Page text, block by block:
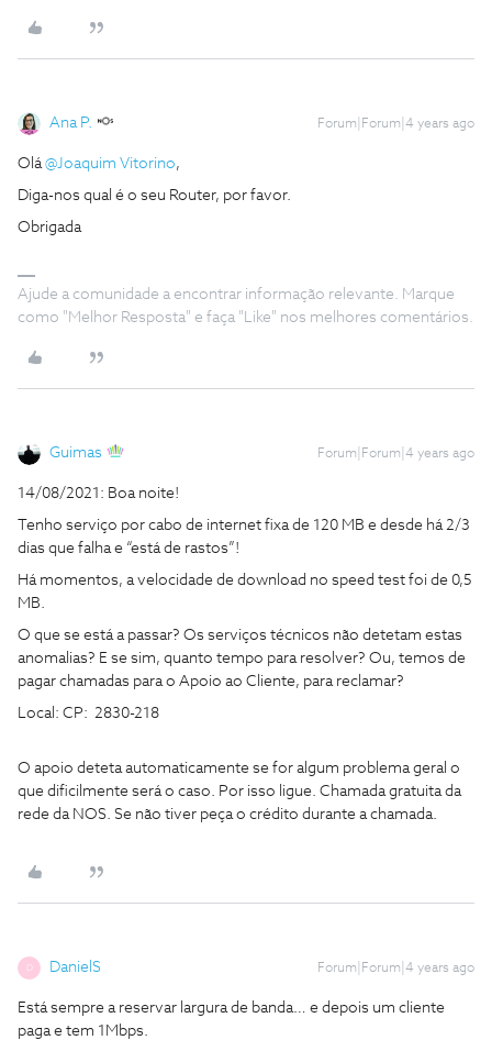
Ana P. Forum|Forum|4 years ago
Olá@Joaquim Vitorino,
Diga-nos qual é o seu Router, por favor.
Obrigada
Ajude a comunidade a encontrar informação relevante. Marque
como "Melhor Resposta" e faça "Like" nos melhores comentários.
Guimas Forum|Forum|4 years ago
14/08/2021: Boa noite!
Tenho serviço por cabo de internet fixa de 120 MB e desde há 2/3
dias que falha e “está de rastos”!
Há momentos, a velocidade de download no speed test foi de 0,5
MB.
O que se está a passar? Os serviços técnicos não detetam estas
anomalias? E se sim, quanto tempo para resolver? Ou, temos de
pagar chamadas para o Apoio ao Cliente, para reclamar?
Local: CP: 2830-218
O apoio deteta automaticamente se for algum problema geral o
que dificilmente será o caso. Por isso ligue. Chamada gratuita da
rede da NOS. Se não tiver peça o crédito durante a chamada.
D DanielS Forum|Forum|4 years ago
Está sempre a reservar largura de banda… e depois um cliente
paga e tem 1Mbps.